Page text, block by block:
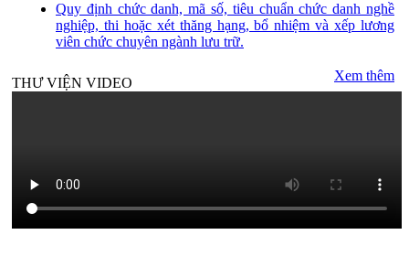
Quy định chức danh, mã số, tiêu chuẩn chức danh nghề
nghiệp, thi hoặc xét thăng hạng, bổ nhiệm và xếp lương
viên chức chuyên ngành lưu trữ.
Xem thêm
THƯ VIỆN VIDEO